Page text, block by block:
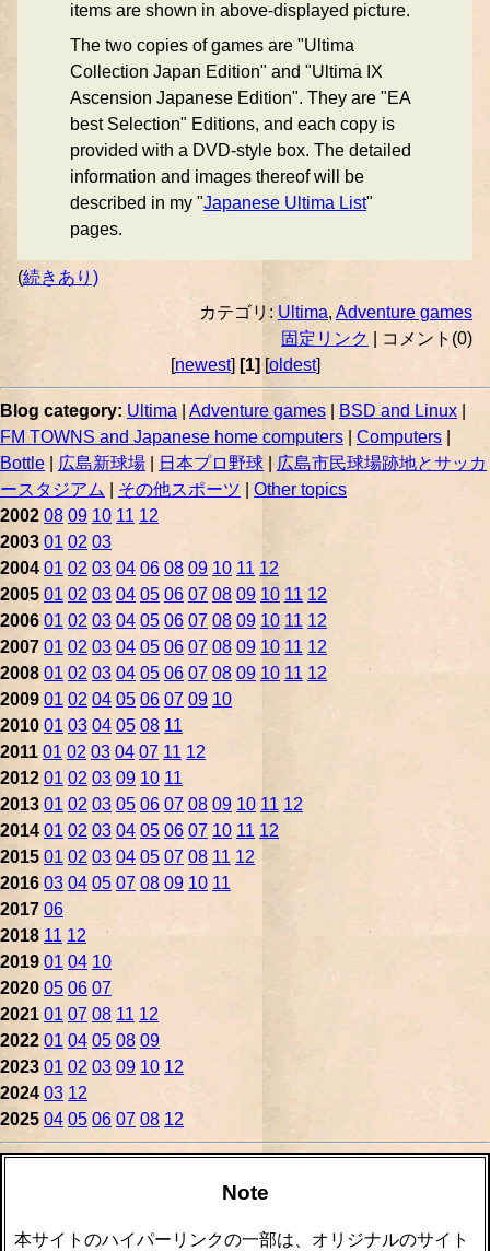
items are shown in above-displayed picture.
The two copies of games are "Ultima
Collection Japan Edition" and "Ultima IX
Ascension Japanese Edition". They are "EA
best Selection" Editions, and each copy is
provided with a DVD-style box. The detailed
information and images thereof will be
described in my "Japanese Ultima List"
pages.
(続きあり)
カテゴリ: Ultima, Adventure games
固定リンク
| コメント(0)
[newest] [1] [oldest]
Blog category: Ultima Adventure games BSD and Linux
FM TOWNS and Japanese home computers
Computers
Bottle
広島新球場| 日本プロ野球
広島市民球場跡地とサッカ
ースタジアム
その他スポーツ
Other topics
2002 08 09 10 11 12
2003 01 02 03
2004 01 02 03 04 06 08 09 10 11 12
2005 01 02 03 04 05 06 07 08 09 10 11 12
2006 01 02 03 04 05 06 07 08 09 10 11 12
2007 01 02 03 04 05 06 07 08 09 10 11 12
2008 01 02 03 04 05 06 07 08 09 10 11 12
2009 01 02 04 05 06 07 09 10
2010 01 03 04 05 08 11
2011 01 02 03 04 07 11 12
2012 01 02 03 09 10 11
2013 01 02 03 05 06 07 08 09 10 11 12
2014 01 02 03 04 05 06 07 10 11 12
2015 01 02 03 04 05 07 08 11 12
2016 03 04 05 07 08 09 10 11
2017 06
2018 11 12
2019 01 04 10
2020 05 06 07
2021 01 07 08 11 12
2022 01 04 05 08 09
2023 01 02 03 09 10 12
2024 03 12
2025 04 05 06 07 08 12
Note
本サイトのハイパーリンクの一部は、オリジナルのサイト